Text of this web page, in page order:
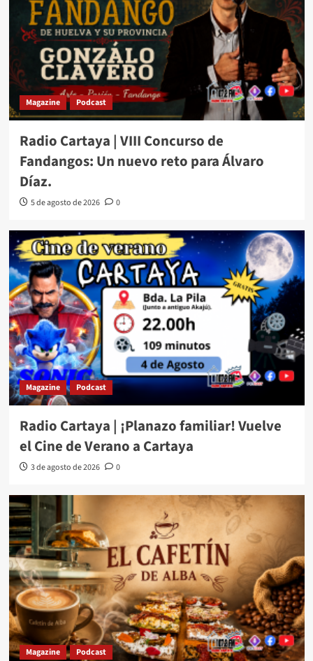
Magazine Podcast
Radio Cartaya | VIII Concurso de
Fandangos: Un nuevo reto para Álvaro
Díaz.
5 de agosto de 2026 0
Magazine Podcast
Radio Cartaya | ¡Planazo familiar! Vuelve
el Cine de Verano a Cartaya
3 de agosto de 2026 0
Magazine Podcast